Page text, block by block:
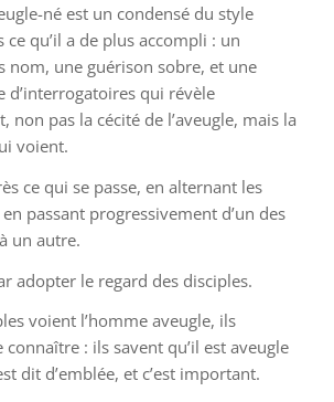
né est un condensé du style
qu’il a de plus accompli : un
nom, une guérison sobre, et une
d’interrogatoires qui révèle
non pas la cécité de l’aveugle, mais la
voient.
ce qui se passe, en alternant les
passant progressivement d’un des
un autre.
adopter le regard des disciples.
voient l’homme aveugle, ils
: ils savent qu’il est aveugle
dit d’emblée, et c’est important.